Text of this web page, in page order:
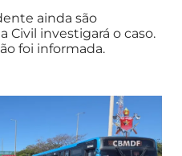
ainda são
Civil investigará o caso.
foi informada.